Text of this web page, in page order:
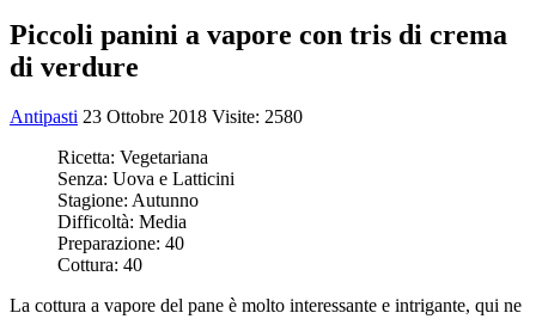
Piccoli panini a vapore con tris di crema
di verdure
Antipasti 23 Ottobre 2018 Visite: 2580
Ricetta: Vegetariana
Senza: Uova e Latticini
Stagione: Autunno
Difficoltà: Media
Preparazione: 40
Cottura: 40
La cottura a vapore del pane è molto interessante e intrigante, qui ne